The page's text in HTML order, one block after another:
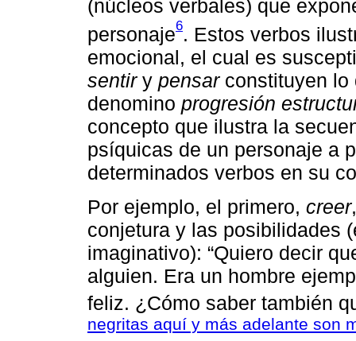
(núcleos verbales) que
personaje6. Estos verbos
emocional, el cual es
sentiry pensarconstituyen lo
denomino progresión
concepto que ilustra la
psíquicas de un personaje a
determinados verbos en su
Por ejemplo, el primero, creer
conjetura y las posibilidades
imaginativo): “Quiero decir
alguien. Era un hombre
feliz. ¿Cómo saber también
negritas aquí y más adelante son